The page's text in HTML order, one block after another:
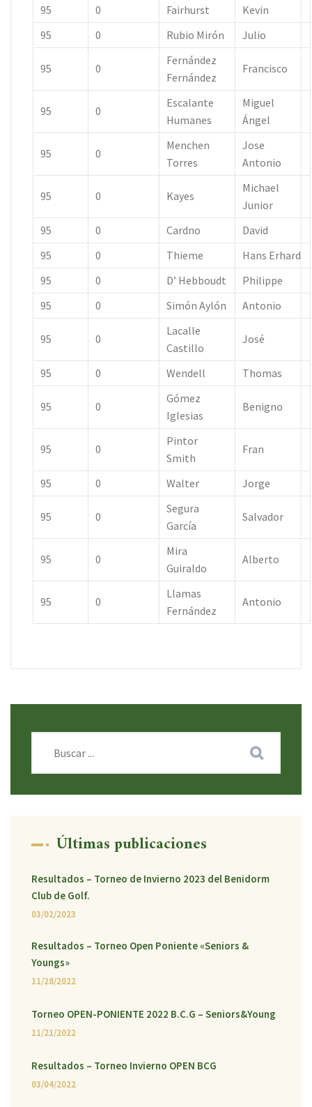
95 0 Fairhurst
Kevin
95
0 Rubio Mirón Julio
95 0
Fernández
Fernández
Francisco
95 0
Escalante
Humanes
Miguel
Ángel
95 0
Menchen
Torres
Jose
Antonio
95 0 Kayes
Michael
Junior
95
0 Cardno
David
95
0 Thieme
Hans Erhard
95
0 D’ Hebboudt
Philippe
95
0 Simón Aylón Antonio
95 0
Lacalle
Castillo
José
95 0 Wendell Thomas
95 0
Gómez
Iglesias
Benigno
95 0
Pintor
Smith
Fran
95 0 Walter Jorge
95 0
Segura
García
Salvador
95 0
Mira
Guiraldo
Alberto
95 0
Llamas
Fernández
Antonio
Últimas publicaciones
Resultados – Torneo de Invierno 2023 del Benidorm
Club de Golf.
03/02/2023
Resultados – Torneo Open Poniente «Seniors &
Youngs»
11/28/2022
Torneo OPEN-PONIENTE 2022 B.C.G – Seniors&Young
11/21/2022
Resultados – Torneo Invierno OPEN BCG
03/04/2022